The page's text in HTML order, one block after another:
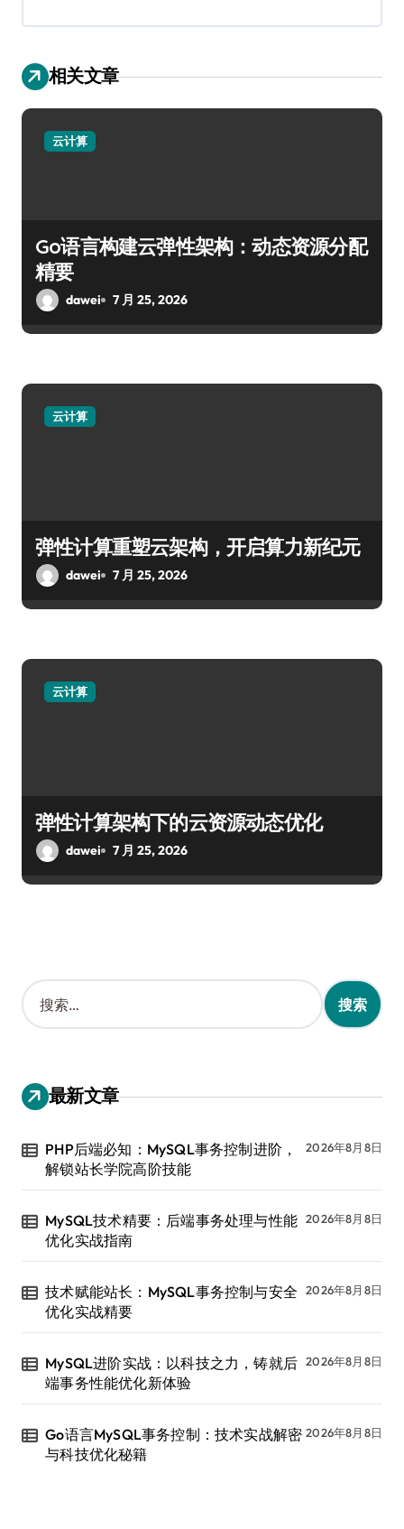
相关文章
云计算
Go语言构建云弹性架构：动态资源分配
精要
dawei 7 月 25, 2026
云计算
弹性计算重塑云架构，开启算力新纪元
dawei 7 月 25, 2026
云计算
弹性计算架构下的云资源动态优化
dawei 7 月 25, 2026
搜
索
：
最新文章
PHP后端必知：MySQL事务控制进阶，
解锁站长学院高阶技能
2026年8月8日
MySQL技术精要：后端事务处理与性能
优化实战指南
2026年8月8日
技术赋能站长：MySQL事务控制与安全
优化实战精要
2026年8月8日
MySQL进阶实战：以科技之力，铸就后
端事务性能优化新体验
2026年8月8日
Go语言MySQL事务控制：技术实战解密
与科技优化秘籍
2026年8月8日